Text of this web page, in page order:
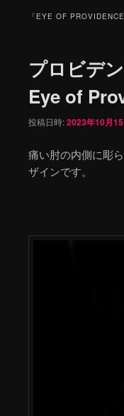
「 EYE OF PROVIDENCE
プロビデ
Eye of
投稿日時:2023年10月
痛い肘の内側に彫
ザインです。